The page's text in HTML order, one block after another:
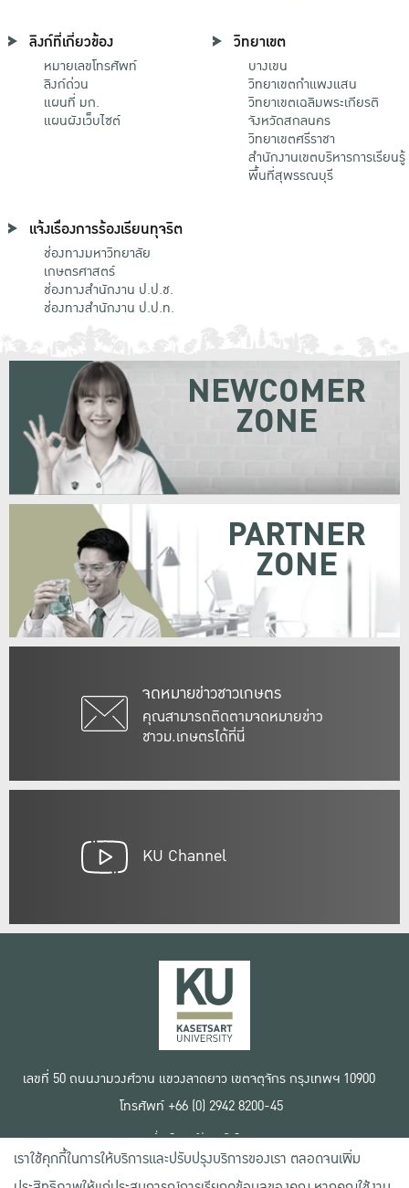
ลิงก์ที่เกี่ยวข้อง
หมายเลขโทรศัพท์
ลิงก์ด่วน
แผนที่ มก.
แผนผังเว็บไซต์
วิทยาเขต
บางเขน
วิทยาเขตกําแพงแสน
วิทยาเขตเฉลิมพระเกียรติ
จังหวัดสกลนคร
วิทยาเขตศรีราชา
สำนักงานเขตบริหารการเรียนรู้
พื้นที่สุพรรณบุรี
แจ้งเรื่องการร้องเรียนทุจริต
ช่องทางมหาวิทยาลัย
เกษตรศาสตร์
ช่องทางสำนักงาน ป.ป.ช.
ช่องทางสำนักงาน ป.ป.ท.
จดหมายข่าวชาวเกษตร
คุณสามารถติดตามจดหมายข่าว
ชาวม.เกษตรได้ที่นี่
NEWCOMER
ZONE
PARTNER
ZONE
KU Channel
เลขที่ 50 ถนนงามวงศ์วาน แขวงลาดยาว เขตจตุจักร กรุงเทพฯ 10900
โทรศัพท์ +66 (0) 2942 8200-45
เงื่อนไขการใช้งานเว็บไซต์
ข้อตกลงด้านสิทธิ์ใช้งาน
นโยบายความเป็นส่วนตัว
เราใช้คุกกี้ในการให้บริการและปรับปรุงบริการของเรา ตลอดจนเพิ่ม